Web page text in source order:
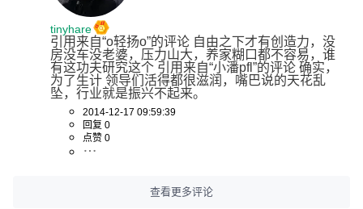
tinyhare
引用来自“o轻扬o”的评论 自由之下才有创造力，没
房没车没老婆，压力山大，养家糊口都不容易，谁
有这功夫研究这个 引用来自“小潘pfl”的评论 确实，
为了生计 领导们活得都很滋润，嘴巴说的天花乱
坠，行业就是振兴不起来。
2014-12-17 09:59:39
回复 0
点赞 0
查看更多评论